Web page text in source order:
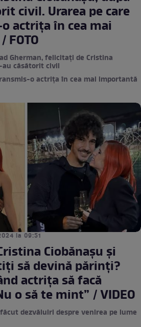
civil. Urarea pe care
actrița în cea mai
Gherman, felicitați de Cristina
au căsătorit civil
o actrița în cea mai importantă
la 09:51
Ciobănașu și
să devină părinți?
actrița să facă
o să te mint” / VIDEO
dezvăluiri despre venirea pe lume